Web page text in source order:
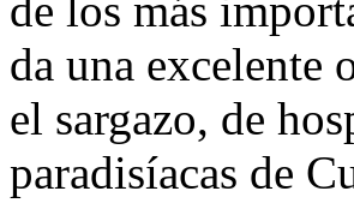
da una excelente
el sargazo, de
paradisíacas de